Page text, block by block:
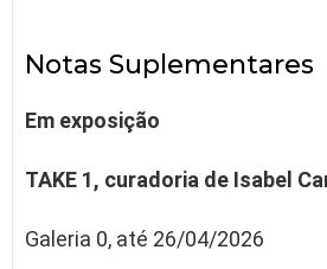
Notas Suplementares
Em exposição
TAKE 1, curadoria de Isabel
Galeria 0, até 26/04/2026